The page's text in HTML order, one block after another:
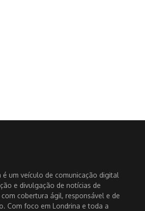
é um veículo de comunicação digital
e divulgação de notícias de
cobertura ágil, responsável e de
Com foco em Londrina e toda a